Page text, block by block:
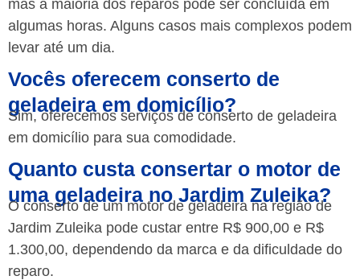
mas a maioria dos reparos pode ser concluída em
algumas horas. Alguns casos mais complexos podem
levar até um dia.
Vocês oferecem conserto de
geladeira em domicílio?
Sim, oferecemos serviços de conserto de geladeira
em domicílio para sua comodidade.
Quanto custa consertar o motor de
uma geladeira no Jardim Zuleika?
O conserto de um motor de geladeira na região de
Jardim Zuleika pode custar entre R$ 900,00 e R$
1.300,00, dependendo da marca e da dificuldade do
reparo.